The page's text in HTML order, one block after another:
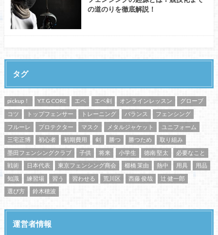
の道のりを徹底解説！
タグ
pickup！ Y.T.G CORE エペ エペ剣 オンラインレッスン
グローブ
コツ
トップフェンサー トレーニング バランス
フェンシング
フルーレ
プロテクター マスク メタルジャケット
ユニフォーム
三宅正博
初心者 初期費用 剣 勝つ 勝つため
取り組み
墨田フェンシングクラブ
子供 将来 小学生 徳南 堅太
必要なこと
戦術
日本代表 東京フェンシング商会 櫛橋 茉由 熱中 用具
用品
知識
練習場 習う 習わせる 荒川区 西藤 俊哉
辻 健一郎
選び方
鈴木穂波
運営者情報